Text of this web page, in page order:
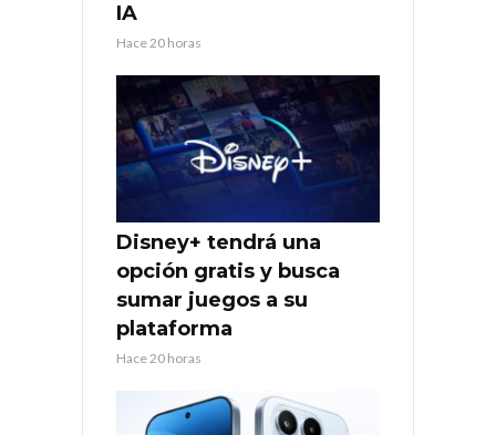
IA
Hace 20 horas
Disney+ tendrá una
opción gratis y busca
sumar juegos a su
plataforma
Hace 20 horas